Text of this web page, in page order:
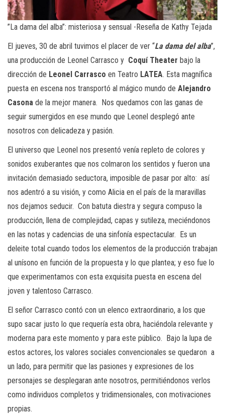
”La dama del alba”: misteriosa y sensual -Reseña de Kathy Tejada
El jueves, 30 de abril tuvimos el placer de ver “La dama del alba”,
una producción de Leonel Carrasco y Coquí Theater bajo la
dirección de Leonel Carrasco en Teatro LATEA. Esta magnífica
puesta en escena nos transportó al mágico mundo de Alejandro
Casona de la mejor manera. Nos quedamos con las ganas de
seguir sumergidos en ese mundo que Leonel desplegó ante
nosotros con delicadeza y pasión.
El universo que Leonel nos presentó venía repleto de colores y
sonidos exuberantes que nos colmaron los sentidos y fueron una
invitación demasiado seductora, imposible de pasar por alto: así
nos adentró a su visión, y como Alicia en el país de la maravillas
nos dejamos seducir. Con batuta diestra y segura compuso la
producción, llena de complejidad, capas y sutileza, meciéndonos
en las notas y cadencias de una sinfonía espectacular. Es un
deleite total cuando todos los elementos de la producción trabajan
al unísono en función de la propuesta y lo que plantea; y eso fue lo
que experimentamos con esta exquisita puesta en escena del
joven y talentoso Carrasco.
El señor Carrasco contó con un elenco extraordinario, a los que
supo sacar justo lo que requería esta obra, haciéndola relevante y
moderna para este momento y para este público. Bajo la lupa de
estos actores, los valores sociales convencionales se quedaron a
un lado, para permitir que las pasiones y expresiones de los
personajes se desplegaran ante nosotros, permitiéndonos verlos
como individuos completos y tridimensionales, con motivaciones
propias.